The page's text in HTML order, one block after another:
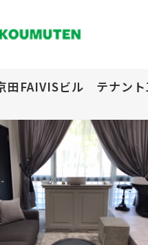
田FAIVISビル テナント